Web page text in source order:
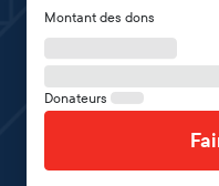
Montant des dons
Donateurs